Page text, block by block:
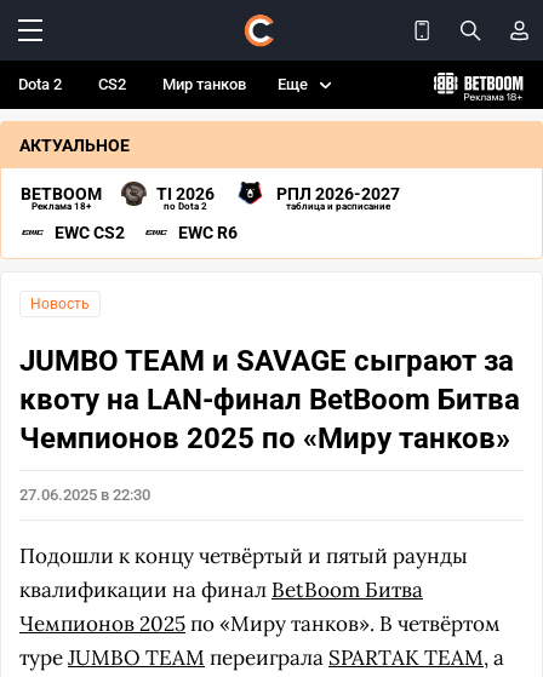
Dota 2 CS2 Мир танков Еще
АКТУАЛЬНОЕ
BETBOOM
Реклама 18+
TI 2026
по Dota 2
РПЛ 2026-2027
таблица и расписание
EWC CS2 EWC R6
Новость
JUMBO TEAM и SAVAGE сыграют за
квоту на LAN-финал BetBoom Битва
Чемпионов 2025 по «Миру танков»
27.06.2025 в 22:30
Подошли к концу четвёртый и пятый раунды
квалификации на финал BetBoom Битва
Чемпионов 2025по «Миру танков». В четвёртом
туреJUMBO TEAM переиграла SPARTAK TEAM, а